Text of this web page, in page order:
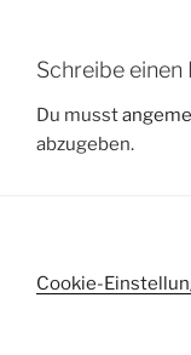
Schreibe
Du musst
abzugeben.
Cookie-